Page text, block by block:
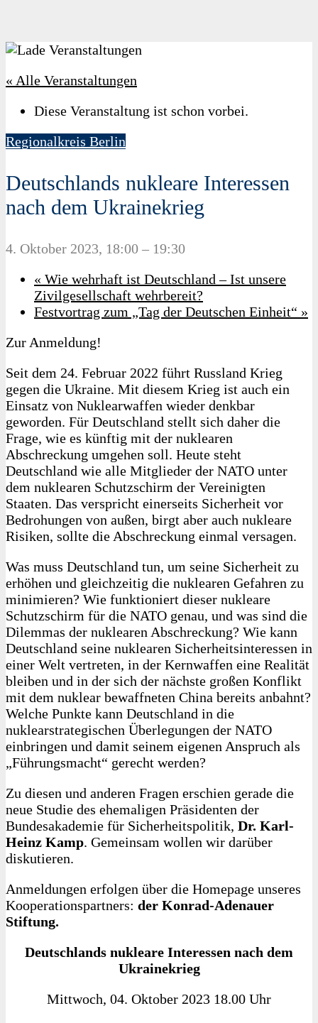
« Alle Veranstaltungen
Diese Veranstaltung ist schon vorbei.
Regionalkreis Berlin
Deutschlands nukleare Interessen
nach dem Ukrainekrieg
4. Oktober 2023, 18:00 – 19:30
« Wie wehrhaft ist Deutschland – Ist unsere
Zivilgesellschaft wehrbereit?
Festvortrag zum „Tag der Deutschen Einheit“ »
Zur Anmeldung!
Seit dem 24. Februar 2022 führt Russland Krieg
gegen die Ukraine. Mit diesem Krieg ist auch ein
Einsatz von Nuklearwaffen wieder denkbar
geworden. Für Deutschland stellt sich daher die
Frage, wie es künftig mit der nuklearen
Abschreckung umgehen soll. Heute steht
Deutschland wie alle Mitglieder der NATO unter
dem nuklearen Schutzschirm der Vereinigten
Staaten. Das verspricht einerseits Sicherheit vor
Bedrohungen von außen, birgt aber auch nukleare
Risiken, sollte die Abschreckung einmal versagen.
Was muss Deutschland tun, um seine Sicherheit zu
erhöhen und gleichzeitig die nuklearen Gefahren zu
minimieren? Wie funktioniert dieser nukleare
Schutzschirm für die NATO genau, und was sind die
Dilemmas der nuklearen Abschreckung? Wie kann
Deutschland seine nuklearen Sicherheitsinteressen in
einer Welt vertreten, in der Kernwaffen eine Realität
bleiben und in der sich der nächste großen Konflikt
mit dem nuklear bewaffneten China bereits anbahnt?
Welche Punkte kann Deutschland in die
nuklearstrategischen Überlegungen der NATO
einbringen und damit seinem eigenen Anspruch als
„Führungsmacht“ gerecht werden?
Zu diesen und anderen Fragen erschien gerade die
neue Studie des ehemaligen Präsidenten der
Bundesakademie für Sicherheitspolitik, Dr. Karl-
Heinz Kamp. Gemeinsam wollen wir darüber
diskutieren.
Anmeldungen erfolgen über die Homepage unseres
Kooperationspartners: der Konrad-Adenauer
Stiftung.
Deutschlands nukleare Interessen nach dem
Ukrainekrieg
Mittwoch, 04. Oktober 2023 18.00 Uhr